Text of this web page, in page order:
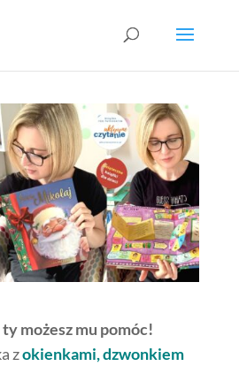
możesz mu pomóc!
zokienkami, dzwonkiem